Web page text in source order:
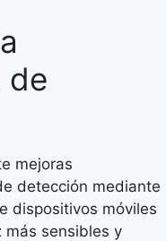
de
mejoras
detección mediante
dispositivos móviles
más sensibles y